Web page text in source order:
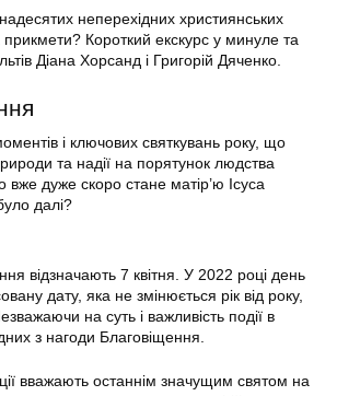
неперехідних християнських
Короткий екскурс у минуле та
Діана Хорсанд і Григорій Дяченко.
і ключових святкувань року, що
та надії на порятунок людства
дуже скоро стане матір’ю Ісуса
далі?
відзначають 7 квітня. У 2022 році день
дату, яка не змінюється рік від року,
на суть і важливість події в
з нагоди Благовіщення.
вважають останнім значущим святом на